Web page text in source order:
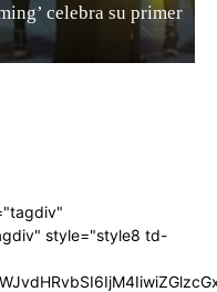
celebra su primer
style="style8 td-